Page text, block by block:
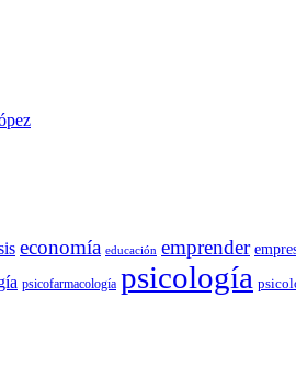
economía educación emprender
psicofarmacología psicología